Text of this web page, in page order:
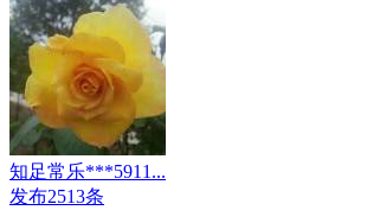
知足常乐***5911...
发布2513条